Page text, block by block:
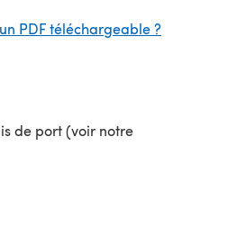
PDF téléchargeable ?
de port (voir notre